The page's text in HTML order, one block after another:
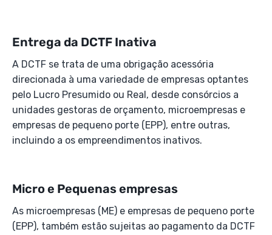
Entrega da DCTF Inativa
A DCTF se trata de uma obrigação acessória
direcionada à uma variedade de empresas optantes
pelo Lucro Presumido ou Real, desde consórcios a
unidades gestoras de orçamento, microempresas e
empresas de pequeno porte (EPP), entre outras,
incluindo a os empreendimentos inativos.
Micro e Pequenas empresas
As microempresas (ME) e empresas de pequeno porte
(EPP), também estão sujeitas ao pagamento da DCTF